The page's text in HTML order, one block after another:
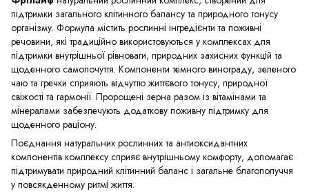
підтримки загального клітинного балансу та природного тонусу
організму. Формула містить рослинні інгредієнти та поживні
речовини, які традиційно використовуються у комплексах для
підтримки внутрішньої рівноваги, природних захисних функцій та
щоденного самопочуття. Компоненти темного винограду, зеленого
чаю та гречки сприяють відчуттю життєвого тонусу, природної
свіжості та гармонії. Пророщені зерна разом із вітамінами та
мінералами забезпечують додаткову поживну підтримку для
щоденного раціону.
Поєднання натуральних рослинних та антиоксидантних
компонентів комплексу сприяє внутрішньому комфорту, допомагає
підтримувати природний клітинний баланс і загальне благополуччя
у повсякденному ритмі життя.